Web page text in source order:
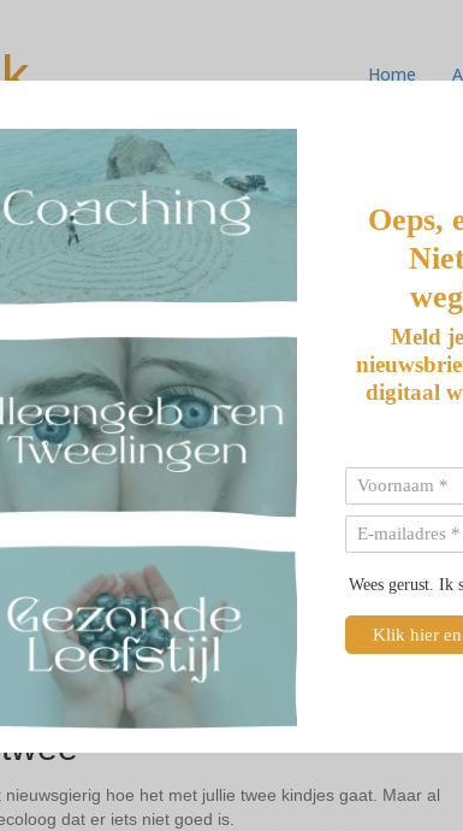
Home
PLOTSELING ÉÉN
hoe het met jullie twee kindjes gaat. Maar al
dat er iets niet goed is.
Oeps,
Meld
digitaal
Wees gerust. Ik
Klik hier en